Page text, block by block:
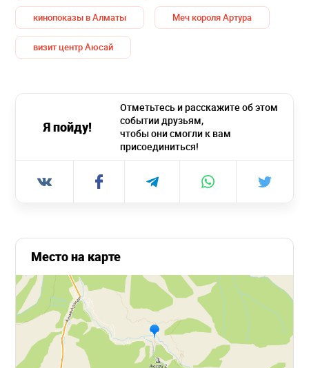
кинопоказы в Алматы Меч короля Артура
визит центр Аюсай
Я пойду!
Отметьтесь и расскажите об этом
событии друзьям,
чтобы они смогли к вам
присоединиться!
Место на карте